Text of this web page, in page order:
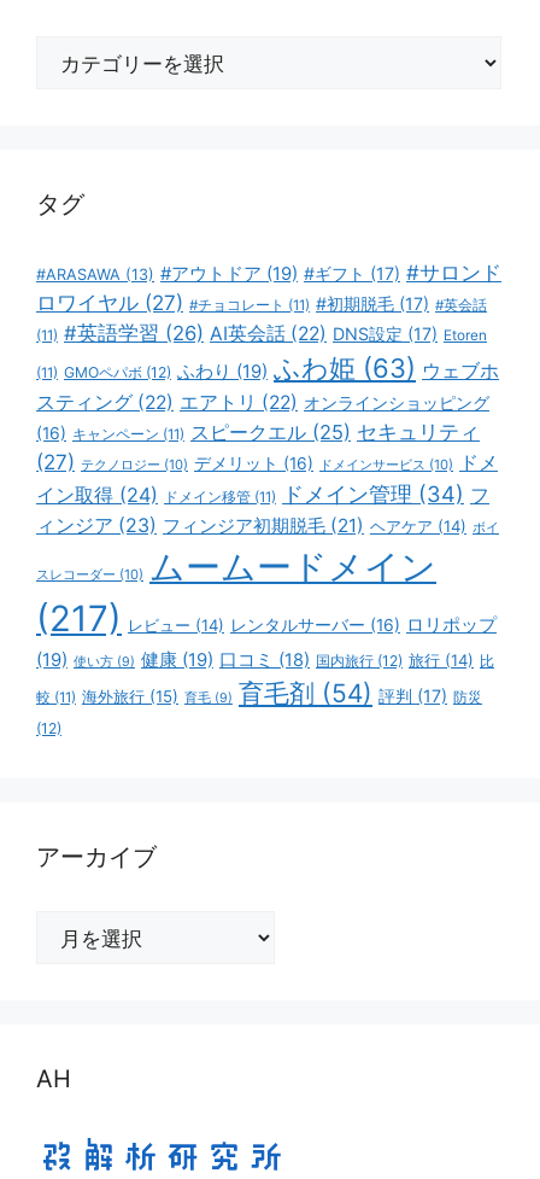
タグ
#ARASAWA (13) #アウトドア (19) #ギフト (17) #サロンド
ロワイヤル (27) #チョコレート (11) #初期脱毛 (17) #英会話
(11) #英語学習 (26) AI英会話 (22) DNS設定 (17) Etoren
(11) GMOペパボ (12) ふわり (19) ふわ姫 (63) ウェブホ
スティング (22) エアトリ (22) オンラインショッピング
(16) キャンペーン (11) スピークエル (25) セキュリティ
(27) テクノロジー (10) デメリット (16) ドメインサービス (10)
ドメ
イン取得 (24) ドメイン移管 (11) ドメイン管理 (34) フ
ィンジア (23) フィンジア初期脱毛 (21) ヘアケア (14) ボイ
スレコーダー (10) ムームードメイン
(217)
レビュー (14) レンタルサーバー (16) ロリポップ
(19) 使い方 (9) 健康 (19) 口コミ (18) 国内旅行 (12) 旅行 (14) 比
較 (11) 海外旅行 (15) 育毛 (9) 育毛剤 (54) 評判 (17) 防災
(12)
アーカイブ
AH